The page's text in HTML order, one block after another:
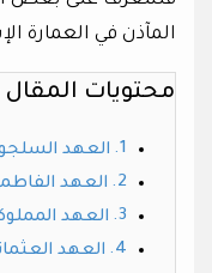
المآذن في العمارة
محتويات المقال
العهد
العهد
العهد
العهد